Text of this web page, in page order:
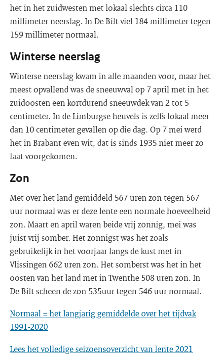
het in het zuidwesten met lokaal slechts circa 110
millimeter neerslag. In De Bilt viel 184 millimeter tegen
159 millimeter normaal.
Winterse neerslag
Winterse neerslag kwam in alle maanden voor, maar het
meest opvallend was de sneeuwval op 7 april met in het
zuidoosten een kortdurend sneeuwdek van 2 tot 5
centimeter. In de Limburgse heuvels is zelfs lokaal meer
dan 10 centimeter gevallen op die dag. Op 7 mei werd
het in Brabant even wit, dat is sinds 1935 niet meer zo
laat voorgekomen.
Zon
Met over het land gemiddeld 567 uren zon tegen 567
uur normaal was er deze lente een normale hoeveelheid
zon. Maart en april waren beide vrij zonnig, mei was
juist vrij somber. Het zonnigst was het zoals
gebruikelijk in het voorjaar langs de kust met in
Vlissingen 662 uren zon. Het somberst was het in het
oosten van het land met in Twenthe 508 uren zon. In
De Bilt scheen de zon 535uur tegen 546 uur normaal.
Normaal = het langjarig gemiddelde over het tijdvak
1991-2020
Lees het volledige seizoensoverzicht van lente 2021